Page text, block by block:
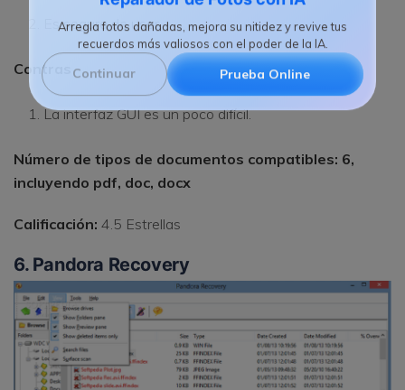
Arregla fotos dañadas, mejora su nitidez y revive tus
recuerdos más valiosos con el poder de la IA.
Es segura de usar.
Contras
La interfaz GUI es un poco difícil.
Número de tipos de documentos compatibles: 6,
incluyendo pdf, doc, docx
Calificación: 4.5 Estrellas
6. Pandora Recovery